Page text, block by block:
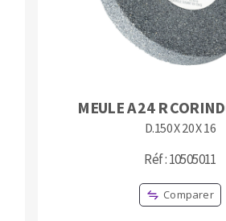
MEULE A 24 R
D.150 X 20 X 16
Réf : 10505011
Comparer